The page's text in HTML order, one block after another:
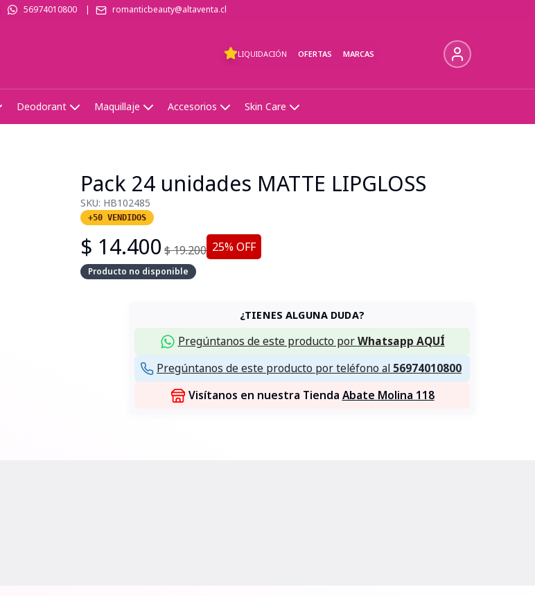
56974010800| romanticbeauty@altaventa.cl
LIQUIDACIÓN OFERTAS MARCAS
Deodorant Maquillaje Accesorios Skin Care
Pack 24 unidades MATTE LIPGLOSS
SKU: HB102485
+50 VENDIDOS
$ 14.400 $19.200 25% OFF
Producto no disponible
¿TIENES ALGUNA DUDA?
Pregúntanos de este producto porWhatsapp AQUÍ
Pregúntanos de este producto por teléfono al 56974010800
Visítanos en nuestra Tienda Abate Molina 118